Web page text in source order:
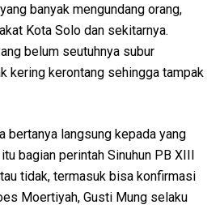
banyak mengundang orang,
Kota Solo dan sekitarnya.
belum seutuhnya subur
kering kerontang sehingga tampak
bertanya langsung kepada yang
bagian perintah Sinuhun PB XIII
tidak, termasuk bisa konfirmasi
Moertiyah, Gusti Mung selaku